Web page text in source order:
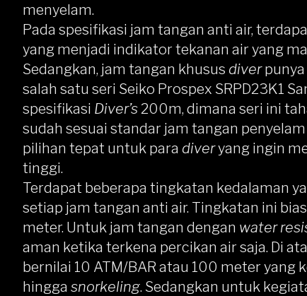
menyelam.
Pada spesifikasi jam tangan anti air,
yang menjadi indikator tekanan air yang
Sedangkan, jam tangan khusus diverpunya
salah satu seri Seiko Prospex SRPD23K1
spesifikasi Diver’s 200m, dimana seri ini
sudah sesuai standar jam tangan
pilihan tepat untuk para diveryang ingin
tinggi.
Terdapat beberapa tingkatan kedalaman
setiap jam tangan anti air. Tingkatan ini
meter. Untuk jam tangan dengan water
aman ketika terkena percikan air saja. Di
bernilai 10 ATM/BAR atau 100 meter
hingga snorkeling. Sedangkan untuk